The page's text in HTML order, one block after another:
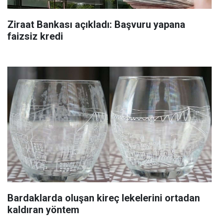
Ziraat Bankası açıkladı: Başvuru yapana
faizsiz kredi
Bardaklarda oluşan kireç lekelerini ortadan
kaldıran yöntem